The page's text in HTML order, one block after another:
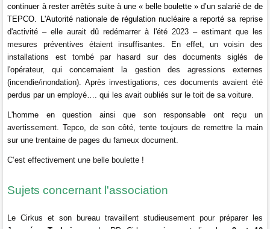
continuer à rester arrêtés suite à une « belle boulette » d’un salarié de de
TEPCO. L'Autorité nationale de régulation nucléaire a reporté sa reprise
d'activité – elle aurait dû redémarrer à l'été 2023 – estimant que les
mesures préventives étaient insuffisantes. En effet, unvoisin des
installations est tombé par hasard sur des documents siglés de
l'opérateur, qui concernaient la gestion des agressions externes
(incendie/inondation). Après investigations, ces documents avaient été
perdus par un employé…. qui les avait oubliés sur le toit de sa voiture.
L'homme en question ainsi que son responsable ont reçu un
avertissement. Tepco, de son côté, tente toujours de remettre la main
sur une trentaine de pages du fameux document.
C’est effectivement une belle boulette !
Sujets concernant l'association
Le Cirkus et son bureau travaillent studieusement pour préparer les